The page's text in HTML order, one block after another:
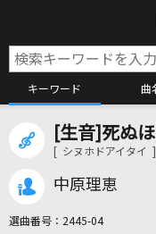
キーワード 曲
[生音]死ぬ
[ シヌホドアイタイ ]
中原理恵
選曲番号： 2445-04